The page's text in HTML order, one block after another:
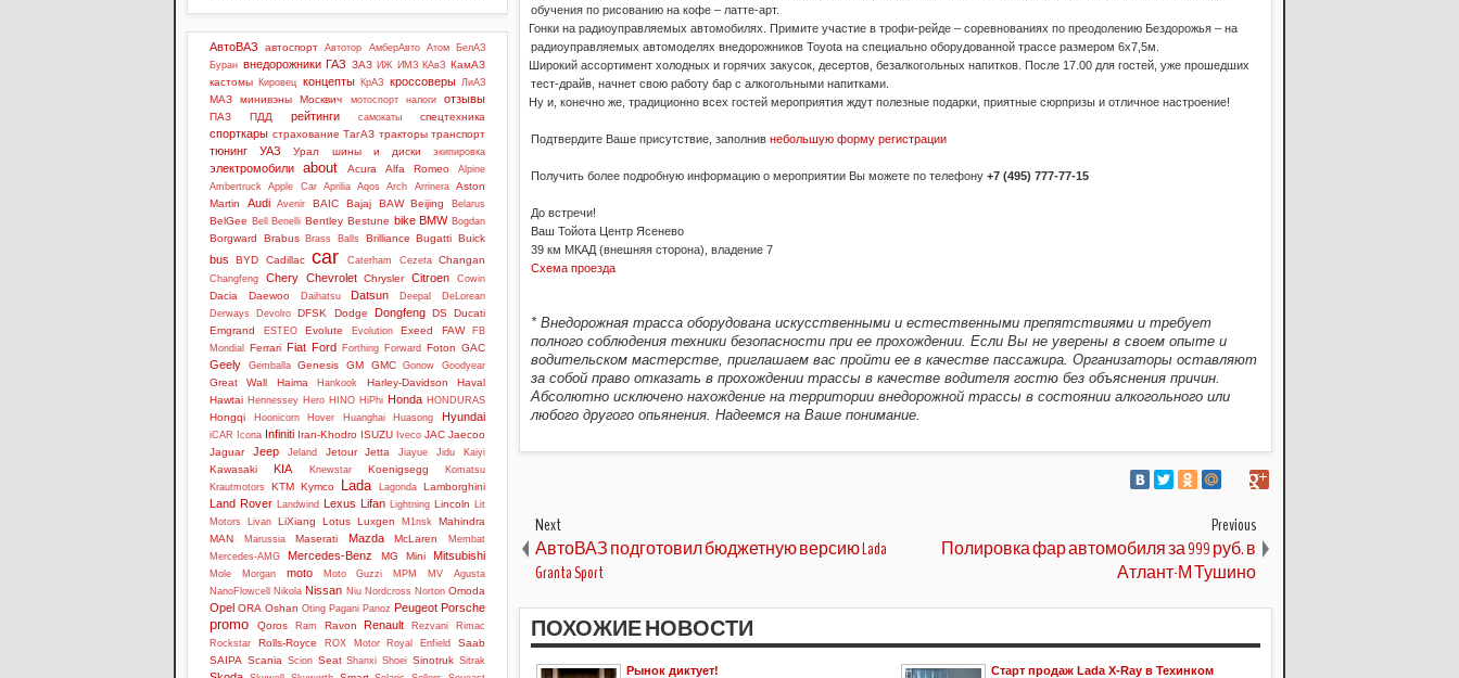
обучения по рисованию на кофе – латте-арт.
·
Гонки на радиоуправляемых автомобилях. Примите участие в трофи-рейде – соревнованиях по преодолению Бездорожья – на
радиоуправляемых автомоделях внедорожников Toyota на специально оборудованной трассе размером 6х7,5м.
Широкий ассортимент холодных и горячих закусок, десертов, безалкогольных напитков. После 17.00 для гостей, уже прошедших
тест-драйв, начнет свою работу бар с алкогольными напитками.
Ну и, конечно же, традиционно всех гостей мероприятия ждут полезные подарки, приятные сюрпризы и отличное настроение!
Подтвердите Ваше присутствие, заполнив небольшую форму регистрации
Получить более подробную информацию о мероприятии Вы можете по телефону +7 (495) 777-77-15
До встречи!
Ваш Тойота Центр Ясенево
39 км МКАД (внешняя сторона), владение 7
Схема проезда
* Внедорожная трасса оборудована искусственными и естественными препятствиями и требует
полного соблюдения техники безопасности при ее прохождении. Если Вы не уверены в своем опыте и
водительском мастерстве, приглашаем вас пройти ее в качестве пассажира. Организаторы оставляют
за собой право отказать в прохождении трассы в качестве водителя гостю без объяснения причин.
Абсолютно исключено нахождение на территории внедорожной трассы в состоянии алкогольного или
любого другого опьянения. Надеемся на Ваше понимание.
Next
АвтоВАЗ подготовил бюджетную версию Lada
Granta Sport
Previous
Полировка фар автомобиля за 999 руб. в
Атлант-М Тушино
ПОХОЖИЕ НОВОСТИ
Рынок диктует! Старт продаж Lada X-Ray в Техинком
АвтоВАЗ автоспорт Автотор АмберАвто Атом
БелАЗ
Буран внедорожники ГАЗ ЗАЗ ИЖ ИМЗ КАвЗ КамАЗ
кастомы Кировец концепты КрАЗ кроссоверы ЛиАЗ
МАЗ минивэны Москвич мотоспорт налоги отзывы
ПАЗ ПДД рейтинги самокаты спецтехника
спорткары страхование ТагАЗ тракторы транспорт
тюнинг УАЗ Урал шины и диски экипировка
электромобили about Acura Alfa Romeo
Alpine
Ambertruck
Apple Car Aprilia Aqos Arch Arrinera
Aston
Martin
Audi Avenir BAIC Bajaj BAW Beijing Belarus
BelGee Bell Benelli Bentley Bestune bike BMW Bogdan
Borgward Brabus Brass Balls Brilliance Bugatti Buick
bus BYD Cadillac car Caterham Cezeta Changan
Changfeng Chery Chevrolet Chrysler Citroen Cowin
Dacia Daewoo Daihatsu Datsun Deepal
DeLorean
Derways
Devolro DFSK Dodge Dongfeng DS Ducati
Emgrand
ESTEO Evolute Evolution Exeed FAW
FB
Mondial
Ferrari Fiat Ford Forthing Forward Foton GAC
Geely Gemballa Genesis GM GMC Gonow Goodyear
Great Wall Haima Hankook Harley-Davidson
Haval
Hawtai Hennessey Hero HINO HiPhi Honda HONDURAS
Hongqi Hoonicorn Hover Huanghai Huasong Hyundai
iCAR Icona Infiniti Iran-Khodro ISUZU Iveco JAC Jaecoo
Jaguar
Jeep Jeland Jetour Jetta Jiayue Jidu Kaiyi
Kawasaki KIA Knewstar Koenigsegg
Komatsu
Krautmotors KTM Kymco Lada Lagonda Lamborghini
Land Rover Landwind Lexus Lifan Lightning Lincoln Lit
Motors
Livan LiXiang Lotus Luxgen M1nsk Mahindra
MAN
Marussia Maserati Mazda McLaren
Membat
Mercedes-AMG
Mercedes-Benz MG Mini Mitsubishi
Mole Morgan moto Moto Guzzi MPM
MV Agusta
NanoFlowcell
Nikola Nissan Niu Nordcross Norton Omoda
Opel ORA Oshan Oting Pagani Panoz Peugeot Porsche
promo Qoros Ram Ravon Renault Rezvani
Rimac
Rockstar
Rolls-Royce ROX Motor Royal Enfield
Saab
SAIPA Scania Scion Seat Shanxi Shoei Sinotruk Sitrak